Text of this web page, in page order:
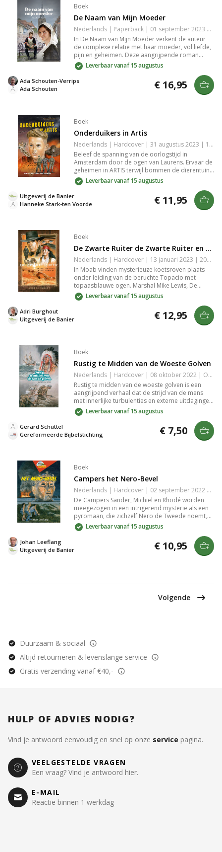
Boek
De Naam van Mijn Moeder
Nederlands | Paperback | 01 september 2023 | Onbekend | 9789463351324
In De Naam van Mijn Moeder verkent de auteur
de complexe relatie met haar moeder, vol liefde,
pijn en geheimen. Deze aangrijpende roman
onthult de invloed van het verleden op het heden
en de zoektocht naar identiteit. Het is een
ontroerende reflectie over familiebanden en de
impact van onverwerkte emoties, perfect voor
Leverbaar vanaf 15 augustus
Ada Schouten
Ada Schouten-Verrips € 16,95
Boek
Onderduikers in Artis
Nederlands | Hardcover | 31 augustus 2023 | 160 pagina's | 9789402909098
Beleef de spanning van de oorlogstijd in
Amsterdam door de ogen van Laurens. Ervaar de
geheimen in ARTIS terwijl bommen de dierentuin
bedreigen en mysterieuze gebeurtenissen zich
ontvouwen. Ontdek de avonturen van Laurens en
Annie te midden van dreiging en onverwachte
vriendschappen.
Leverbaar vanaf 15 augustus
Hanneke Stark-ten Voorde
Uitgeverij de Banier € 11,95
Boek
De Zwarte Ruiter de Zwarte Ruiter en het Raadsel Rond Topacio
Nederlands | Hardcover | 13 januari 2023 | 208 pagina's | 9789087189266
In Moab vinden mysterieuze koetsroven plaats
onder leiding van de beruchte Topacio met
topaasblauwe ogen. Marshal Mike Lewis, De
Zwarte Ruiter, en zijn team ontrafelen een
intrigerend mysterie vol verrassingen en
spanning. Een meeslepende zoektocht naar
gerechtigheid en waarheid in het Wilde Westen.
Leverbaar vanaf 15 augustus
Uitgeverij de Banier
Adri Burghout € 12,95
Boek
Rustig te Midden van de Woeste Golven
Nederlands | Hardcover | 08 oktober 2022 | Onbekend | 9789492987341
Rustig te midden van de woeste golven is een
aangrijpend verhaal dat de strijd van de mens
met innerlijke turbulenties en externe uitdagingen
onderzoekt. De protagonist vindt kracht en hoop
te midden van chaos en onzekerheid, waardoor
een diepere verbinding met zichzelf en de wereld
om hem heen ontstaat. Dit boek biedt een
inspirerende reflectie op weerbaarheid en het
Leverbaar vanaf 15 augustus
Gereformeerde Bijbelstichting
Gerard Schuttel € 7,50
Boek
Campers het Nero-Bevel
Nederlands | Hardcover | 02 september 2022 | 144 pagina's | 9789087187903
De Campers Sander, Michiel en Rhodé worden
meegezogen in een intrigerend mysterie als een
pyromaan, die zichzelf Nero de Tweede noemt,
Nijmegen teistert. Dit spannende avontuur daagt
je uit om mee te speuren naar patronen, terwijl
inzetten om de volgende stap van de
Leverbaar vanaf 15 augustus
Uitgeverij de Banier
Johan Leeflang € 10,95
Volgende
Duurzaam & sociaal
Altijd retourneren & levenslange service
Gratis verzending vanaf €40,-
HULP OF ADVIES NODIG?
Vind je antwoord eenvoudig en snel op onze service pagina.
VEELGESTELDE VRAGEN
Een vraag? Vind je antwoord hier.
E-MAIL
Reactie binnen 1 werkdag